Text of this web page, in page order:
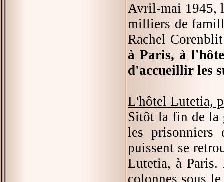
Avril-mai 1945,
milliers de
Rachel
à Paris, à
d'accueillir les
L'hôtel Lutetia,
Sitôt la fin de la
les prisonniers
puissent se
Lutetia, à
colonnes sous